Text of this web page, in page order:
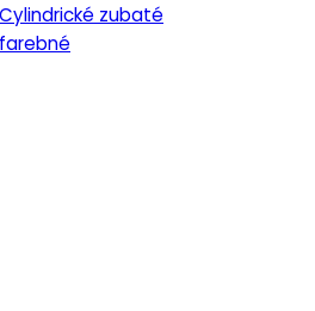
Cylindrické zubaté
farebné